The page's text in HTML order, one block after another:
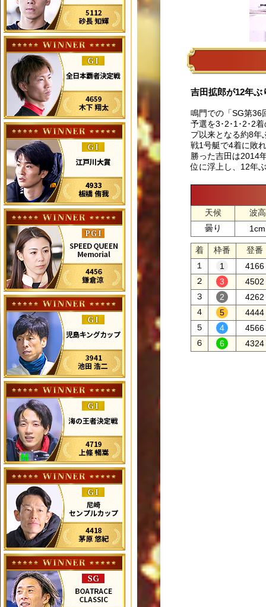
吉田拡郎が12年ぶ
鳴門での「SG第36
予選を3･2･1･2･2
プ以来となる約8年
戦1号艇で4着に敗
勝った吉田は2014
位に浮上し、12年
天候
波高
曇り
1cm
着 枠番
登番
１
4166
２
4502
３
4262
４
4444
５
4566
６
4324